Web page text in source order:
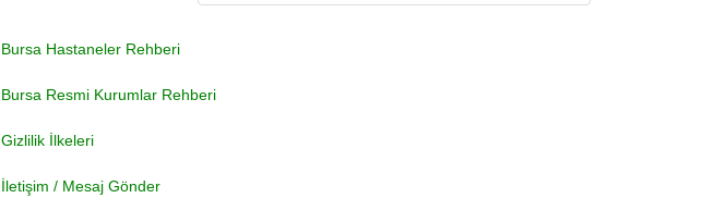
Bursa Hastaneler Rehberi
Bursa Resmi Kurumlar Rehberi
Gizlilik İlkeleri
İletişim / Mesaj Gönder